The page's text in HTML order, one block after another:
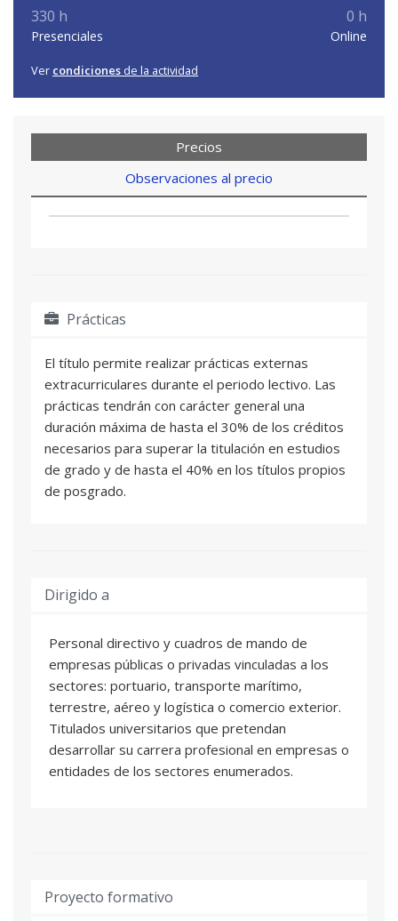
330 h
Presenciales
0 h
Online
Ver condiciones de la actividad
Precios
Observaciones al precio
Prácticas
El título permite realizar prácticas externas
extracurriculares durante el periodo lectivo. Las
prácticas tendrán con carácter general una
duración máxima de hasta el 30% de los créditos
necesarios para superar la titulación en estudios
de grado y de hasta el 40% en los títulos propios
de posgrado.
Dirigido a
Personal directivo y cuadros de mando de
empresas públicas o privadas vinculadas a los
sectores: portuario, transporte marítimo,
terrestre, aéreo y logística o comercio exterior.
Titulados universitarios que pretendan
desarrollar su carrera profesional en empresas o
entidades de los sectores enumerados.
Proyecto formativo